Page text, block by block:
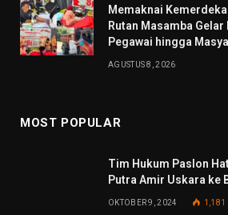
Memaknai
Rutan Masamba
Pegawai hingga
AGUSTUS 8, 2026
MOST POPULAR
Tim Hukum Paslon
Putra Amir Uskara ke
OKTOBER 9, 2024 1,181